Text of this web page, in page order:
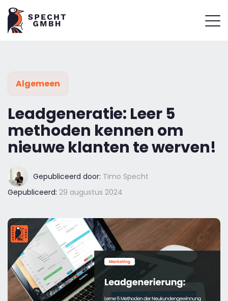
Algemeen
Leadgeneratie: Leer 5
methoden kennen om
nieuwe klanten te werven!
Gepubliceerd door: Timo Specht
Gepubliceerd: 29 augustus 2024